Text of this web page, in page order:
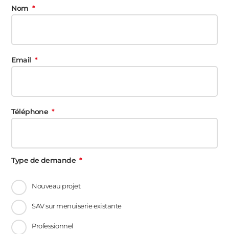
Nom
Email
Téléphone
Type de demande
Nouveau projet
SAV sur menuiserie existante
Professionnel